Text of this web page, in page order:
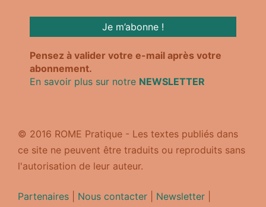
Pensez à valider votre e-mail après votre
abonnement.
En savoir plus sur notre NEWSLETTER
© 2016 ROME Pratique - Les textes publiés dans
ce site ne peuvent être traduits ou reproduits sans
l'autorisation de leur auteur.
Partenaires Nous contacter Newsletter